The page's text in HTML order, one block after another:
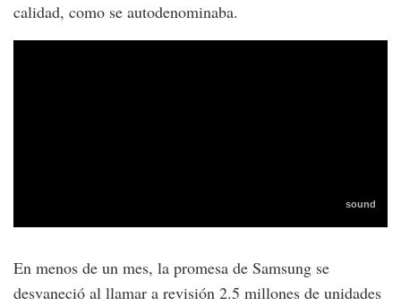
calidad, como se autodenominaba.
En menos de un mes, la promesa de Samsung se
desvaneció al llamar a revisión 2.5 millones de unidades